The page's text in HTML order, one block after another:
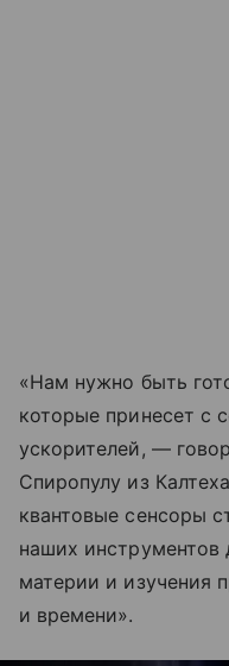
«Нам нужно быть
которые принесет с
ускорителей, —
Спиропулу из
квантовые сенсоры
наших инструментов
материи и изучения
и времени».